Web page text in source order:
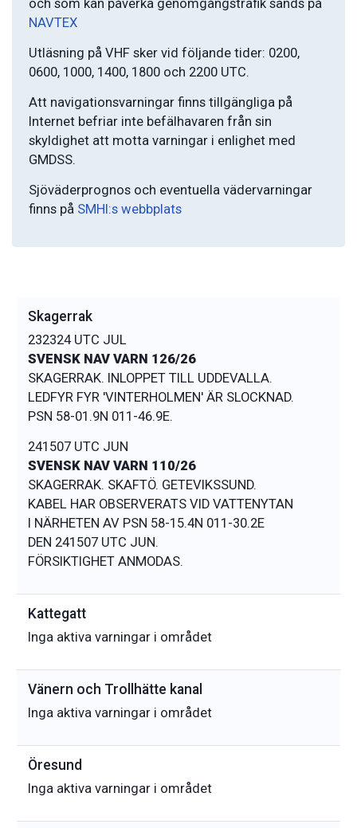
och som kan påverka genomgångstrafik sänds på
NAVTEX
Utläsning på VHF sker vid följande tider: 0200,
0600, 1000, 1400, 1800 och 2200 UTC.
Att navigationsvarningar finns tillgängliga på
Internet befriar inte befälhavaren från sin
skyldighet att motta varningar i enlighet med
GMDSS.
Sjöväderprognos och eventuella vädervarningar
finns på SMHI:s webbplats
Skagerrak
232324 UTC JUL
SVENSK NAV VARN 126/26
SKAGERRAK. INLOPPET TILL UDDEVALLA.
LEDFYR FYR 'VINTERHOLMEN' ÄR SLOCKNAD.
241507 UTC JUN
SVENSK NAV VARN 110/26
SKAGERRAK. SKAFTÖ. GETEVIKSSUND.
KABEL HAR OBSERVERATS VID VATTENYTAN
I NÄRHETEN AV PSN 58-15.4N 011-30.2E
DEN 241507 UTC JUN.
Kattegatt
Inga aktiva varningar i området
Vänern och Trollhätte kanal
Inga aktiva varningar i området
Öresund
Inga aktiva varningar i området